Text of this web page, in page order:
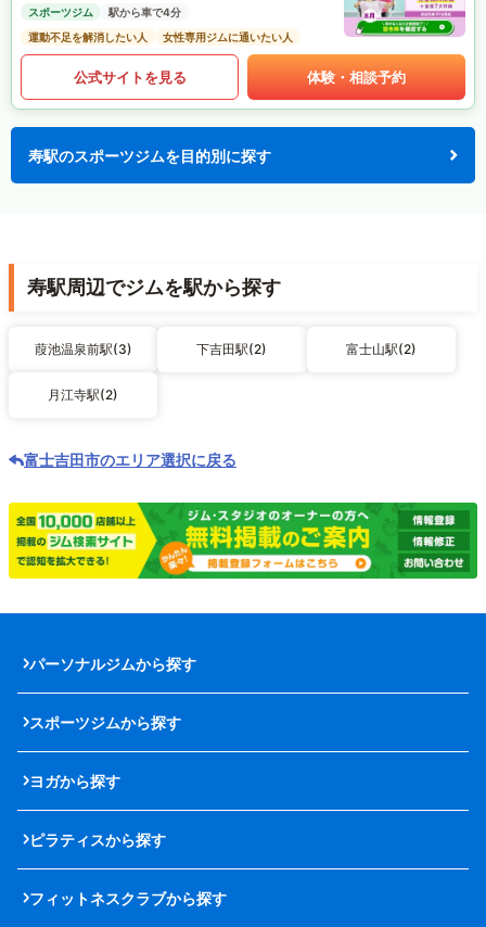
スポーツジム
駅から車で4分
運動不足を解消したい人
女性専用ジムに通いたい人
公式サイトを見る 体験・相談予約
寿駅のスポーツジムを目的別に探す
寿駅周辺でジムを駅から探す
葭池温泉前駅(3) 下吉田駅(2) 富士山駅(2)
月江寺駅(2)
富士吉田市のエリア選択に戻る
パーソナルジムから探す
スポーツジムから探す
ヨガから探す
ピラティスから探す
フィットネスクラブから探す